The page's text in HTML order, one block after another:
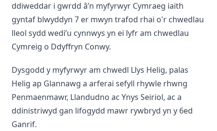
ddiweddar i gwrdd â’n myfyrwyr Cymraeg iaith
gyntaf blwyddyn 7 er mwyn trafod rhai o'r chwedlau
lleol sydd wedi’u cynnwys yn ei lyfr am chwedlau
Cymreig o Ddyffryn Conwy.
Dysgodd y myfyrwyr am chwedl Llys Helig, palas
Helig ap Glannawg a arferai sefyll rhywle rhwng
Penmaenmawr, Llandudno ac Ynys Seiriol, ac a
ddinistriwyd gan lifogydd mawr rywbryd yn y 6ed
Ganrif.